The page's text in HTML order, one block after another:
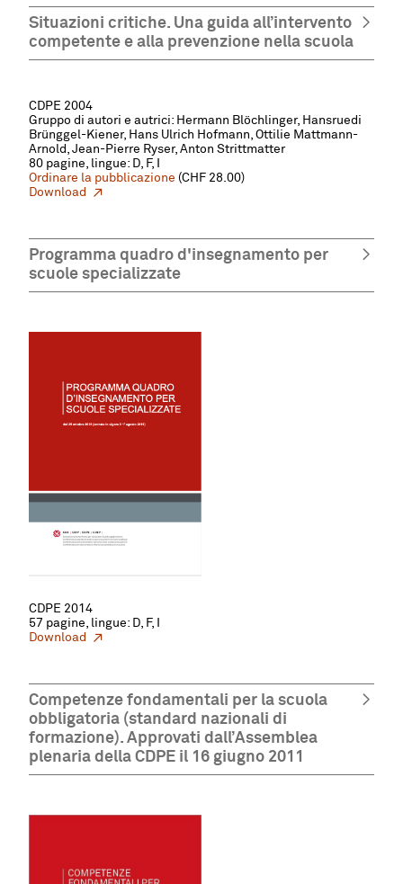
Situazioni critiche. Una guida all’intervento
competente e alla prevenzione nella scuola
CDPE 2004
Gruppo di autori e autrici: Hermann Blöchlinger, Hansruedi
Brünggel-Kiener, Hans Ulrich Hofmann, Ottilie Mattmann-
Arnold, Jean-Pierre Ryser, Anton Strittmatter
80 pagine, lingue: D, F, I
Ordinare la pubblicazione (CHF 28.00)
Download
Programma quadro d'insegnamento per
scuole specializzate
CDPE 2014
57 pagine, lingue: D, F, I
Download
Competenze fondamentali per la scuola
obbligatoria (standard nazionali di
formazione). Approvati dall’Assemblea
plenaria della CDPE il 16 giugno 2011